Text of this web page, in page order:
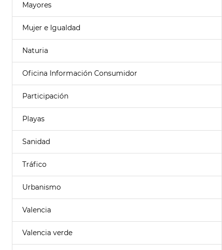
Mayores
Mujer e Igualdad
Naturia
Oficina Información Consumidor
Participación
Playas
Sanidad
Tráfico
Urbanismo
Valencia
Valencia verde